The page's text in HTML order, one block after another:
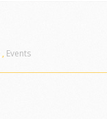
, Events